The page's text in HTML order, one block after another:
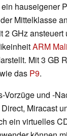
hauseigener
Mittelklasse
2 GHz
ARM
Mit 3 GB
das P9.
Vorzüge und -
Miracast
ein virtuelles